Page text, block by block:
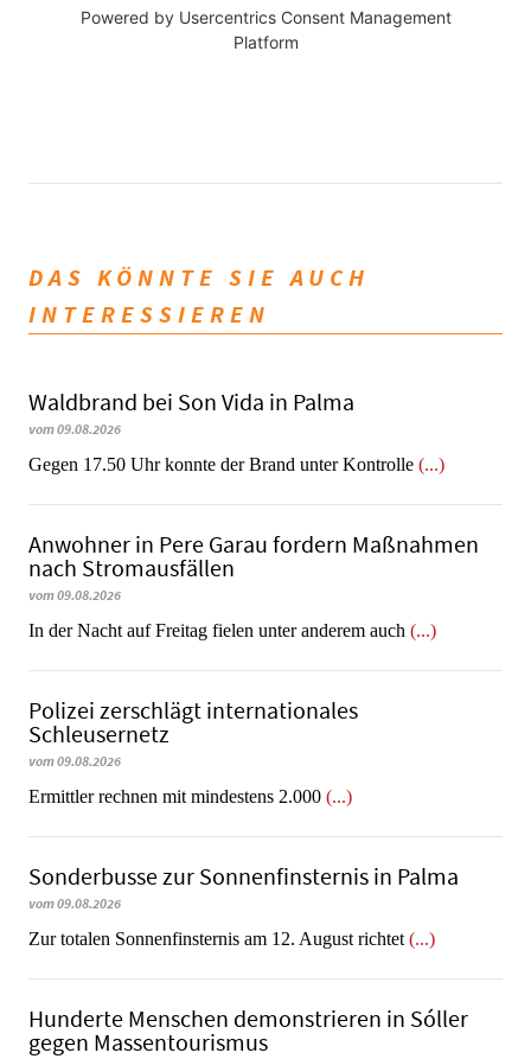
Powered by Usercentrics Consent Management
Platform
DAS KÖNNTE SIE AUCH
INTERESSIEREN
Waldbrand bei Son Vida in Palma
vom 09.08.2026
Gegen 17.50 Uhr konnte der Brand unter Kontrolle (...)
Anwohner in Pere Garau fordern Maßnahmen
nach Stromausfällen
vom 09.08.2026
In der Nacht auf Freitag fielen unter anderem auch (...)
Polizei zerschlägt internationales
Schleusernetz
vom 09.08.2026
Ermittler rechnen mit mindestens 2.000 (...)
Sonderbusse zur Sonnenfinsternis in Palma
vom 09.08.2026
Zur totalen Sonnenfinsternis am 12. August richtet (...)
Hunderte Menschen demonstrieren in Sóller
gegen Massentourismus